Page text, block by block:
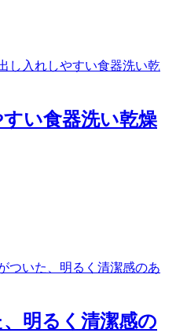
い食器洗い乾燥
明るく清潔感の